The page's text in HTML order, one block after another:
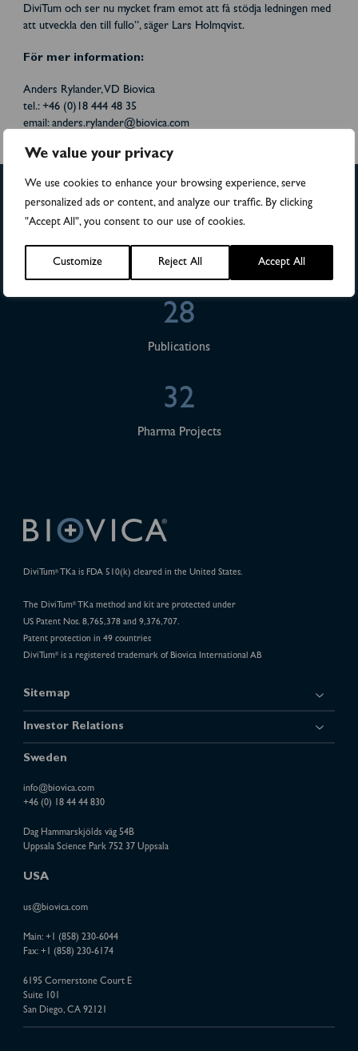
We value your privacy
We use cookies to enhance your browsing experience, serve
personalized ads or content, and analyze our traffic. By clicking
"Accept All", you consent to our use of cookies.
Customize Reject All Accept All
DiviTum och ser nu mycket fram emot att få stödja ledningen med
att utveckla den till fullo”, säger Lars Holmqvist.
För mer information:
Anders Rylander, VD Biovica
tel.: +46 (0)18 444 48 35
email: anders.rylander@biovica.com
>4,500
Numbers of patients in studies
28
Publications
32
Pharma Projects
DiviTum®TKa is FDA 510(k) cleared in the United States.
The DiviTum®TKa method and kit are protected under
US Patent Nos. 8,765,378 and 9,376,707.
Patent protection in 49 countries
DiviTum®is a registered trademark of Biovica International AB
Sitemap
Investor Relations
Sweden
info@biovica.com
+46 (0) 18 44 44 830
Dag Hammarskjölds väg 54B
Uppsala Science Park 752 37 Uppsala
USA
us@biovica.com
Main: +1 (858) 230-6044
Fax: +1 (858) 230-6174
6195 Cornerstone Court E
Suite 101
San Diego, CA 92121